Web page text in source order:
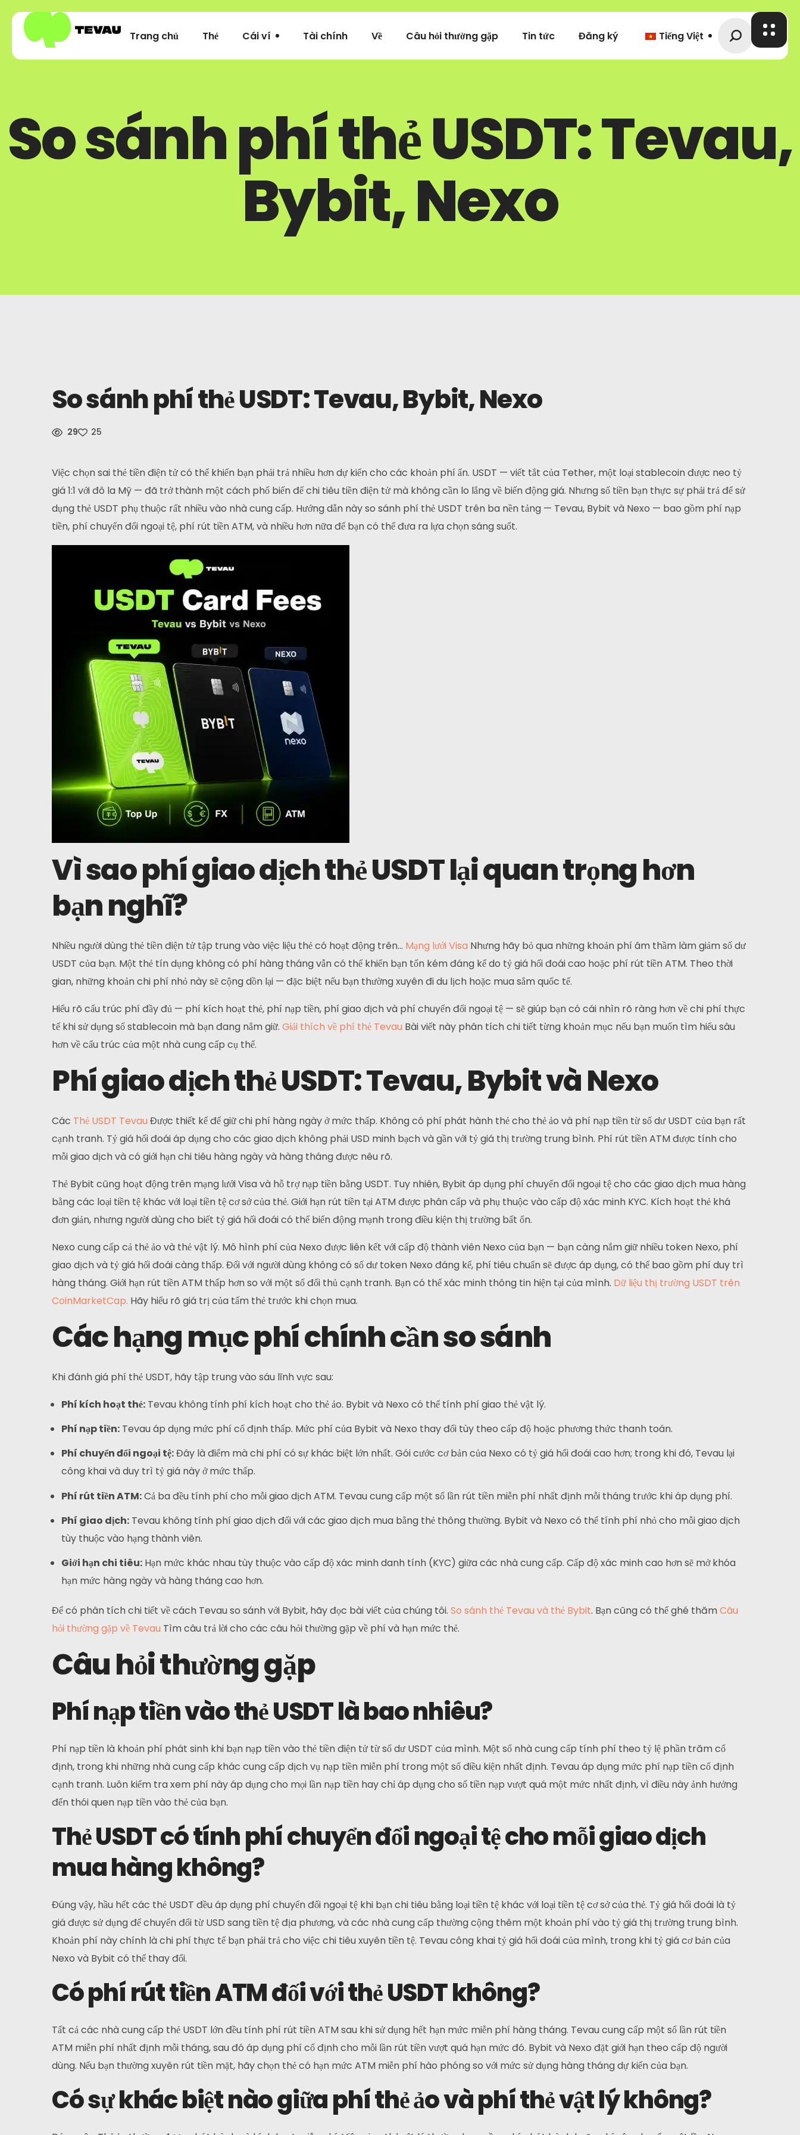
Trang chủ Thẻ Cái ví Tài chính Về Câu hỏi thường gặp Tin tức Đăng ký Tiếng Việt
Trang Chủ
Thẻ
Cái Ví
Tài Chính
Câu Hỏi Thường Gặp
Tin Tức
Đăng Ký
Tiếng Việt
Liên hệ
Liên kết: Malaysia
Điện thoại:
E-mail:
Đặt mua
của chúng tôi giúp chúng tôi khác biệt so với các
công ty khác.
Instagram Twitter Linkedin
So sánh phí thẻ USDT: Tevau,
Bybit, Nexo
So sánh phí thẻ USDT: Tevau, Bybit, Nexo
29 25
Việc chọn sai thẻ tiền điện tử có thể khiến bạn phải trả nhiều hơn dự kiến cho các khoản phí ẩn. USDT — viết tắt của Tether, một loại stablecoin được neo tỷ
giá 1:1 với đô la Mỹ — đã trở thành một cách phổ biến để chi tiêu tiền điện tử mà không cần lo lắng về biến động giá. Nhưng số tiền bạn thực sự phải trả để sử
dụng thẻ USDT phụ thuộc rất nhiều vào nhà cung cấp. Hướng dẫn này so sánh phí thẻ USDT trên ba nền tảng — Tevau, Bybit và Nexo — bao gồm phí nạp
tiền, phí chuyển đổi ngoại tệ, phí rút tiền ATM, và nhiều hơn nữa để bạn có thể đưa ra lựa chọn sáng suốt.
Vì sao phí giao dịch thẻ USDT lại quan trọng hơn
bạn nghĩ?
Nhiều người dùng thẻ tiền điện tử tập trung vào việc liệu thẻ có hoạt động trên... Mạng lưới Visa Nhưng hãy bỏ qua những khoản phí âm thầm làm giảm số dư
USDT của bạn. Một thẻ tín dụng không có phí hàng tháng vẫn có thể khiến bạn tốn kém đáng kể do tỷ giá hối đoái cao hoặc phí rút tiền ATM. Theo thời
gian, những khoản chi phí nhỏ này sẽ cộng dồn lại — đặc biệt nếu bạn thường xuyên đi du lịch hoặc mua sắm quốc tế.
Hiểu rõ cấu trúc phí đầy đủ — phí kích hoạt thẻ, phí nạp tiền, phí giao dịch và phí chuyển đổi ngoại tệ — sẽ giúp bạn có cái nhìn rõ ràng hơn về chi phí thực
tế khi sử dụng số stablecoin mà bạn đang nắm giữ. Giải thích về phí thẻ Tevau Bài viết này phân tích chi tiết từng khoản mục nếu bạn muốn tìm hiểu sâu
hơn về cấu trúc của một nhà cung cấp cụ thể.
Phí giao dịch thẻ USDT: Tevau, Bybit và Nexo
Các Thẻ USDT Tevau Được thiết kế để giữ chi phí hàng ngày ở mức thấp. Không có phí phát hành thẻ cho thẻ ảo và phí nạp tiền từ số dư USDT của bạn rất
cạnh tranh. Tỷ giá hối đoái áp dụng cho các giao dịch không phải USD minh bạch và gần với tỷ giá thị trường trung bình. Phí rút tiền ATM được tính cho
mỗi giao dịch và có giới hạn chi tiêu hàng ngày và hàng tháng được nêu rõ.
Thẻ Bybit cũng hoạt động trên mạng lưới Visa và hỗ trợ nạp tiền bằng USDT. Tuy nhiên, Bybit áp dụng phí chuyển đổi ngoại tệ cho các giao dịch mua hàng
bằng các loại tiền tệ khác với loại tiền tệ cơ sở của thẻ. Giới hạn rút tiền tại ATM được phân cấp và phụ thuộc vào cấp độ xác minh KYC. Kích hoạt thẻ khá
đơn giản, nhưng người dùng cho biết tỷ giá hối đoái có thể biến động mạnh trong điều kiện thị trường bất ổn.
Nexo cung cấp cả thẻ ảo và thẻ vật lý. Mô hình phí của Nexo được liên kết với cấp độ thành viên Nexo của bạn — bạn càng nắm giữ nhiều token Nexo, phí
giao dịch và tỷ giá hối đoái càng thấp. Đối với người dùng không có số dư token Nexo đáng kể, phí tiêu chuẩn sẽ được áp dụng, có thể bao gồm phí duy trì
hàng tháng. Giới hạn rút tiền ATM thấp hơn so với một số đối thủ cạnh tranh. Bạn có thể xác minh thông tin hiện tại của mình. Dữ liệu thị trường USDT trên
CoinMarketCap. Hãy hiểu rõ giá trị của tấm thẻ trước khi chọn mua.
Các hạng mục phí chính cần so sánh
Khi đánh giá phí thẻ USDT, hãy tập trung vào sáu lĩnh vực sau:
Phí kích hoạt thẻ: Tevau không tính phí kích hoạt cho thẻ ảo. Bybit và Nexo có thể tính phí giao thẻ vật lý.
Phí nạp tiền: Tevau áp dụng mức phí cố định thấp. Mức phí của Bybit và Nexo thay đổi tùy theo cấp độ hoặc phương thức thanh toán.
Phí chuyển đổi ngoại tệ:Đây là điểm mà chi phí có sự khác biệt lớn nhất. Gói cước cơ bản của Nexo có tỷ giá hối đoái cao hơn; trong khi đó, Tevau lại
công khai và duy trì tỷ giá này ở mức thấp.
Phí rút tiền ATM:Cả ba đều tính phí cho mỗi giao dịch ATM. Tevau cung cấp một số lần rút tiền miễn phí nhất định mỗi tháng trước khi áp dụng phí.
Phí giao dịch: Tevau không tính phí giao dịch đối với các giao dịch mua bằng thẻ thông thường. Bybit và Nexo có thể tính phí nhỏ cho mỗi giao dịch
tùy thuộc vào hạng thành viên.
Giới hạn chi tiêu: Hạn mức khác nhau tùy thuộc vào cấp độ xác minh danh tính (KYC) giữa các nhà cung cấp. Cấp độ xác minh cao hơn sẽ mở khóa
hạn mức hàng ngày và hàng tháng cao hơn.
Để có phân tích chi tiết về cách Tevau so sánh với Bybit, hãy đọc bài viết của chúng tôi. So sánh thẻ Tevau và thẻ Bybit. Bạn cũng có thể ghé thămCâu
hỏi thường gặp về Tevau Tìm câu trả lời cho các câu hỏi thường gặp về phí và hạn mức thẻ.
Câu hỏi thường gặp
Phí nạp tiền vào thẻ USDT là bao nhiêu?
Phí nạp tiền là khoản phí phát sinh khi bạn nạp tiền vào thẻ tiền điện tử từ số dư USDT của mình. Một số nhà cung cấp tính phí theo tỷ lệ phần trăm cố
định, trong khi những nhà cung cấp khác cung cấp dịch vụ nạp tiền miễn phí trong một số điều kiện nhất định. Tevau áp dụng mức phí nạp tiền cố định
cạnh tranh. Luôn kiểm tra xem phí này áp dụng cho mọi lần nạp tiền hay chỉ áp dụng cho số tiền nạp vượt quá một mức nhất định, vì điều này ảnh hưởng
đến thói quen nạp tiền vào thẻ của bạn.
Thẻ USDT có tính phí chuyển đổi ngoại tệ cho mỗi giao dịch
mua hàng không?
Đúng vậy, hầu hết các thẻ USDT đều áp dụng phí chuyển đổi ngoại tệ khi bạn chi tiêu bằng loại tiền tệ khác với loại tiền tệ cơ sở của thẻ. Tỷ giá hối đoái là tỷ
giá được sử dụng để chuyển đổi từ USD sang tiền tệ địa phương, và các nhà cung cấp thường cộng thêm một khoản phí vào tỷ giá thị trường trung bình.
Khoản phí này chính là chi phí thực tế bạn phải trả cho việc chi tiêu xuyên tiền tệ. Tevau công khai tỷ giá hối đoái của mình, trong khi tỷ giá cơ bản của
Nexo và Bybit có thể thay đổi.
Có phí rút tiền ATM đối với thẻ USDT không?
Tất cả các nhà cung cấp thẻ USDT lớn đều tính phí rút tiền ATM sau khi sử dụng hết hạn mức miễn phí hàng tháng. Tevau cung cấp một số lần rút tiền
ATM miễn phí nhất định mỗi tháng, sau đó áp dụng phí cố định cho mỗi lần rút tiền vượt quá hạn mức đó. Bybit và Nexo đặt giới hạn theo cấp độ người
dùng. Nếu bạn thường xuyên rút tiền mặt, hãy chọn thẻ có hạn mức ATM miễn phí hào phóng so với mức sử dụng hàng tháng dự kiến của bạn.
Có sự khác biệt nào giữa phí thẻ ảo và phí thẻ vật lý không?